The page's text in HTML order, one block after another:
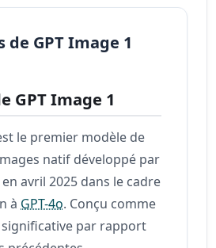
de GPT Image 1
GPT Image 1
le premier modèle de
natif développé par
en avril 2025 dans le cadre
à GPT-4o. Conçu comme
par rapport